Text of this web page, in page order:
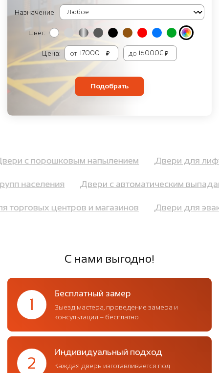
Назначение:
Цвет:
Цена: от ₽ до ₽
Подобрать
Двери с порошковым напылением Двери для
населения Двери с автоматическим
торговых центров и магазинов Двери для
С нами выгодно!
1
Бесплатный замер
Выезд мастера, проведение замера и
консультация – бесплатно
2
Индивидуальный подход
Каждая дверь изготавливается под